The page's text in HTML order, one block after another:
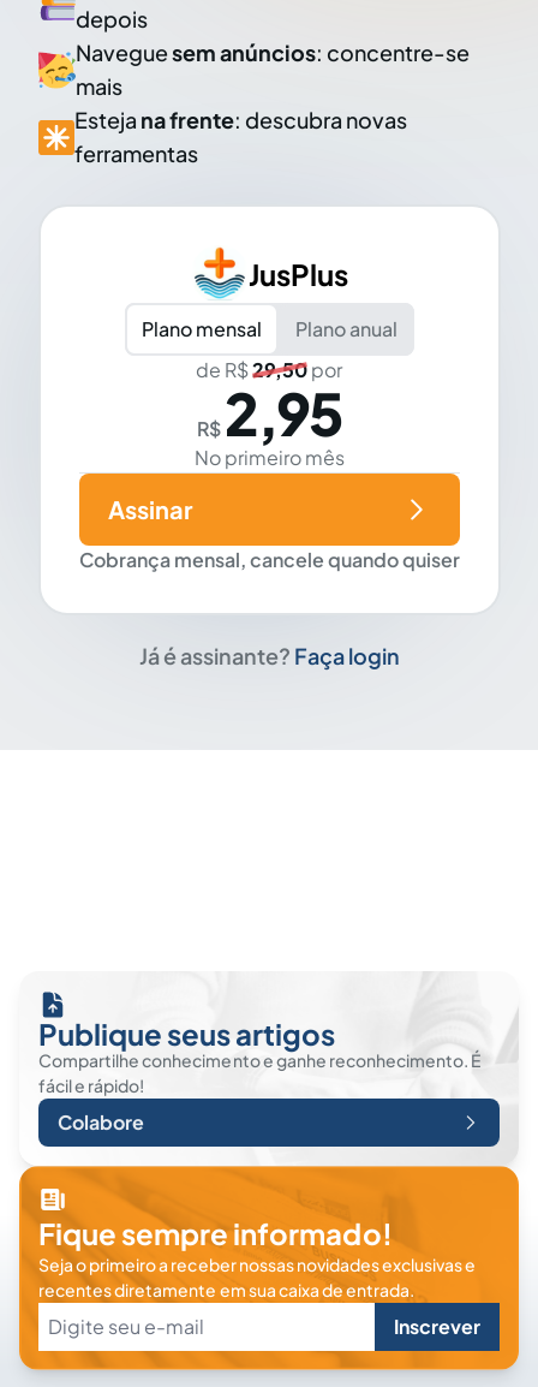
depois
Naveguesem anúncios: concentre-se
mais
Esteja na frente: descubra novas
ferramentas
JusPlus
Plano mensal
Plano anual
de R$29,50por
R$ 2,95
No primeiro mês
Cobrança mensal, cancele quando quiser
Assinar
Já é assinante? Faça login
Publique seus artigos
Compartilhe conhecimento e ganhe reconhecimento. É
fácil e rápido!
Colabore
Fique sempre informado!
Seja o primeiro a receber nossas novidades exclusivas e
recentes diretamente em sua caixa de entrada.
Inscrever